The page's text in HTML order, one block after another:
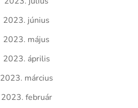
2023. június
2023. május
2023. április
2023. március
2023. február